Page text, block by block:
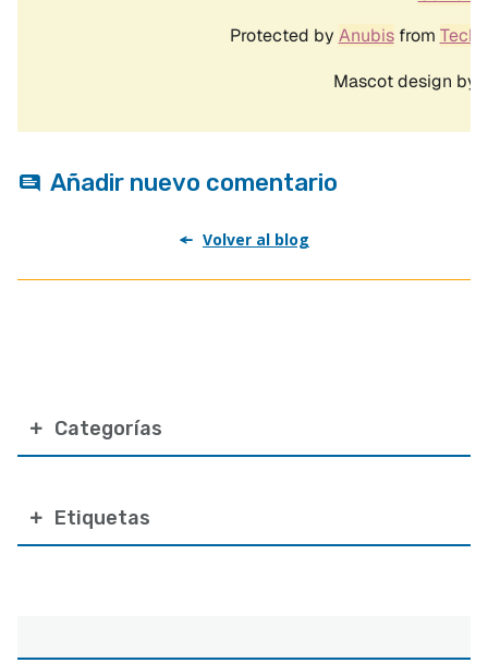
electrónico
Categorías
Etiquetas
Añadir nuevo comentario
Volver al blog